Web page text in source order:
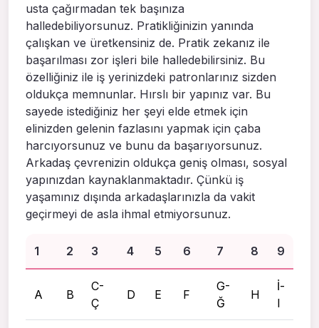
usta çağırmadan tek başınıza
halledebiliyorsunuz. Pratikliğinizin yanında
çalışkan ve üretkensiniz de. Pratik zekanız ile
başarılması zor işleri bile halledebilirsiniz. Bu
özelliğiniz ile iş yerinizdeki patronlarınız sizden
oldukça memnunlar. Hırslı bir yapınız var. Bu
sayede istediğiniz her şeyi elde etmek için
elinizden gelenin fazlasını yapmak için çaba
harcıyorsunuz ve bunu da başarıyorsunuz.
Arkadaş çevrenizin oldukça geniş olması, sosyal
yapınızdan kaynaklanmaktadır. Çünkü iş
yaşamınız dışında arkadaşlarınızla da vakit
geçirmeyi de asla ihmal etmiyorsunuz.
1 2 3 4 5 6 7 8 9
A B
C-
Ç
D E F
G-
Ğ
H
İ-
I